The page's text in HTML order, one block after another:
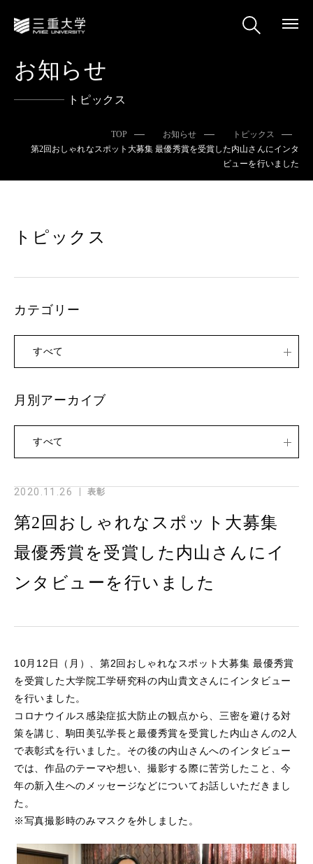
お知らせ
トピックス
TOP お知らせ
トピックス
第2回おしゃれなスポット大募集 最優秀賞を受賞した内山さんにインタ
ビューを行いました
2020.11.26 表彰
第2回おしゃれなスポット大募集
最優秀賞を受賞した内山さんにイ
ンタビューを行いました
10月12日（月）、第2回おしゃれなスポット大募集 最優秀賞
を受賞した大学院工学研究科の内山貴文さんにインタビュー
を行いました。
コロナウイルス感染症拡大防止の観点から、三密を避ける対
策を講じ、駒田美弘学長と最優秀賞を受賞した内山さんの2人
で表彰式を行いました。その後の内山さんへのインタビュー
では、作品のテーマや想い、撮影する際に苦労したこと、今
年の新入生へのメッセージなどについてお話しいただきまし
た。
※写真撮影時のみマスクを外しました。
トピックス
カテゴリー
すべて
月別アーカイブ
すべて